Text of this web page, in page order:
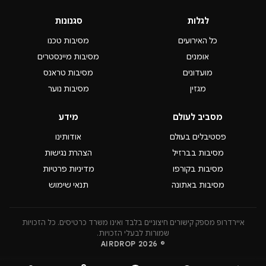
מי שרוצה לצאת לחגוג את ליל שבועות בחוויה מושקעת.
אם אתם מחפשים מסיבת שבועות 2026, אירוע ליל שבועות,
מוזיקה אלקטרונית וקהל איכותי – After Brunch Shavuot
Night Session הוא אחד האירועים שכדאי לשים עליהם עין.
לגלות
כל האירועים
אומנים
מועדונים
מגזין
סגנונות
מסיבות טכנו
מסיבות מיינסטרים
מסיבות טראנס
מסיבות נוער
מסביב לעולם
פסטיבלים בעולם
מסיבות בברזיל
מסיבות בקורפו
מסיבות באתונה
מידע
אודותינו
הצהרת נגישות
מדיניות פרטיות
תנאי שימוש
איירדרופ מספק קישורים חיצוניים בלבד ואינו משרד כרטיסים. כל הזכויות
שמורות לבעלי הזכויות.
© 2026 AIRDROP